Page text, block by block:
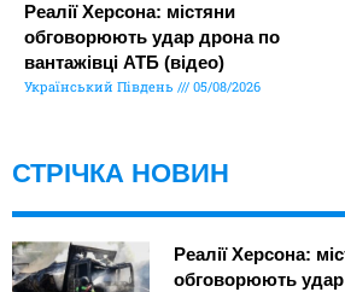
Реалії Херсона: містяни
обговорюють удар дрона по
вантажівці АТБ (відео)
Український Південь 05/08/2026
СТРІЧКА НОВИН
Реалії Херсона:
обговорюють